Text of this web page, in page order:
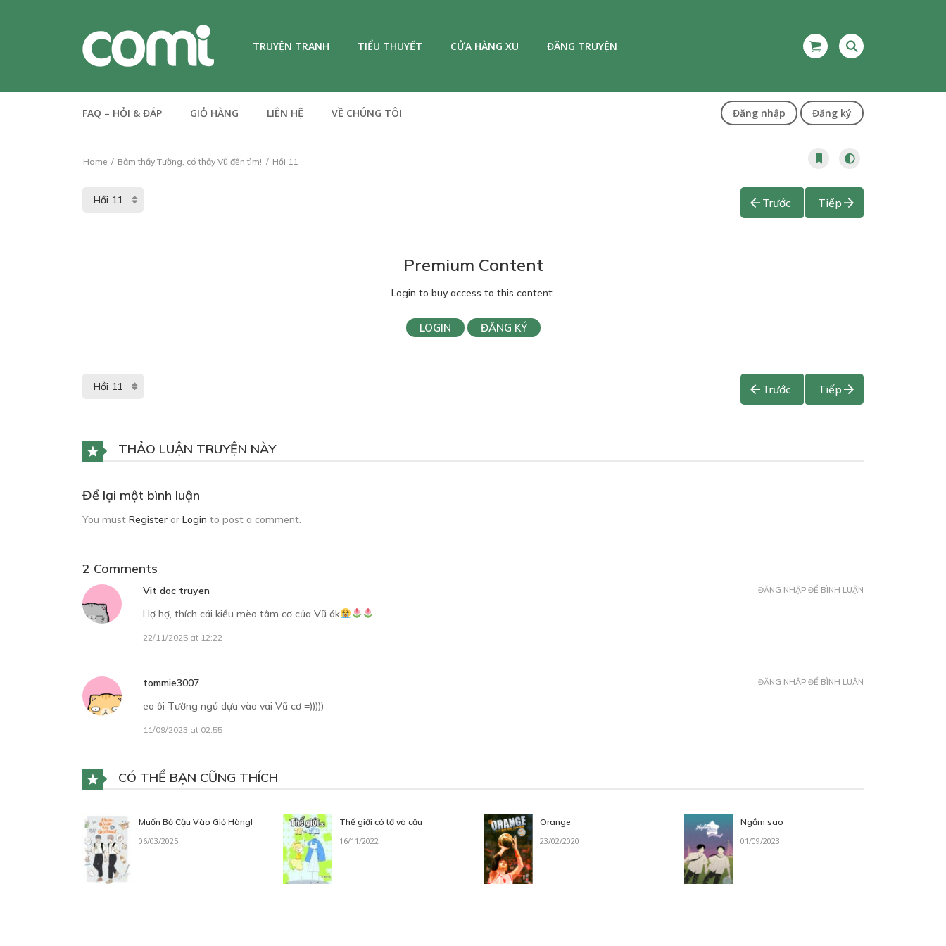
TRUYỆN TRANH TIỂU THUYẾT CỬA HÀNG XU ĐĂNG TRUYỆN
FAQ – HỎI & ĐÁP GIỎ HÀNG LIÊN HỆ VỀ CHÚNG TÔI Đăng nhập Đăng ký
Home Bẩm thầy Tường, có thầy Vũ đến tìm! Hồi 11
Trước Tiếp
Premium Content
Login to buy access to this content.
LOGIN ĐĂNG KÝ
Trước Tiếp
THẢO LUẬN TRUYỆN NÀY
Để lại một bình luận
You must Register or Login to post a comment.
2 Comments
Vit doc truyen
Hợ hợ, thích cái kiểu mèo tâm cơ của Vũ ák
22/11/2025 at 12:22
ĐĂNG NHẬP ĐỂ BÌNH LUẬN
tommie3007
eo ôi Tường ngủ dựa vào vai Vũ cơ =)))))
11/09/2023 at 02:55
ĐĂNG NHẬP ĐỂ BÌNH LUẬN
CÓ THỂ BẠN CŨNG THÍCH
Muốn Bỏ Cậu Vào Giỏ Hàng!
06/03/2025
Thế giới có tớ và cậu
16/11/2022
Orange
23/02/2020
Ngắm sao
01/09/2023